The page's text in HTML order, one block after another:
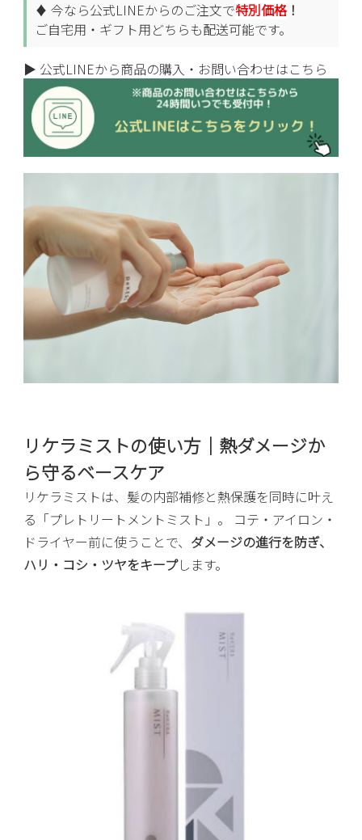
♦ 今なら公式LINEからのご注文で特別価格！
ご自宅用・ギフト用どちらも配送可能です。
▶ 公式LINEから商品の購入・お問い合わせはこちら
リケラミストの使い方｜熱ダメージか
ら守るベースケア
リケラミストは、髪の内部補修と熱保護を同時に叶え
る「プレトリートメントミスト」。 コテ・アイロン・
ドライヤー前に使うことで、 ダメージの進行を防ぎ、
ハリ・コシ・ツヤをキープします。